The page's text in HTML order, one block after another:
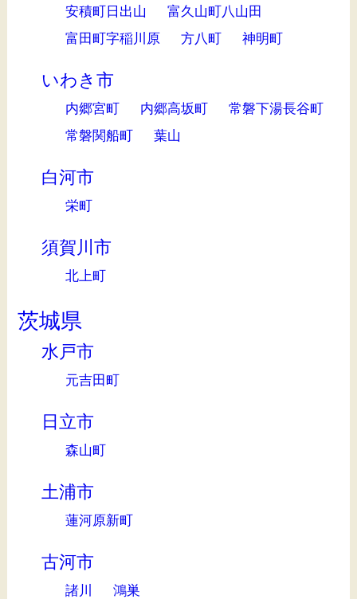
安積町日出山
富久山町八山田
富田町字稲川原
方八町 神明町
いわき市
内郷宮町 内郷高坂町
常磐下湯長谷町
常磐関船町
葉山
白河市
栄町
須賀川市
北上町
茨城県
水戸市
元吉田町
日立市
森山町
土浦市
蓮河原新町
古河市
諸川 鴻巣